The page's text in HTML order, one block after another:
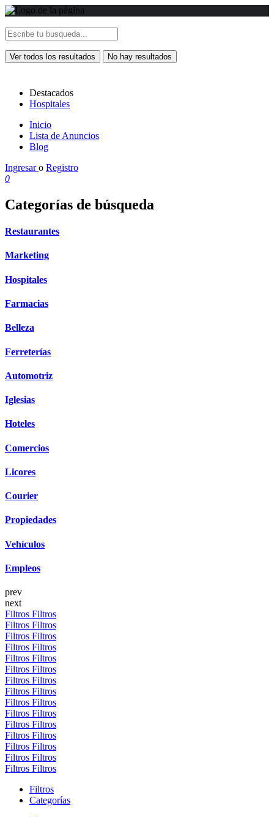
Ver todos los resultados No hay resultados
Destacados
Hospitales
Inicio
Lista de Anuncios
Blog
Ingresaro Registro
0
Categorías de búsqueda
Restaurantes
Marketing
Hospitales
Farmacias
Belleza
Ferreterías
Automotriz
Iglesias
Hoteles
Comercios
Licores
Courier
Propiedades
Vehículos
Empleos
prev
next
Filtros Filtros
Filtros Filtros
Filtros Filtros
Filtros Filtros
Filtros Filtros
Filtros Filtros
Filtros Filtros
Filtros Filtros
Filtros Filtros
Filtros Filtros
Filtros Filtros
Filtros Filtros
Filtros Filtros
Filtros Filtros
Filtros Filtros
Filtros
Categorías